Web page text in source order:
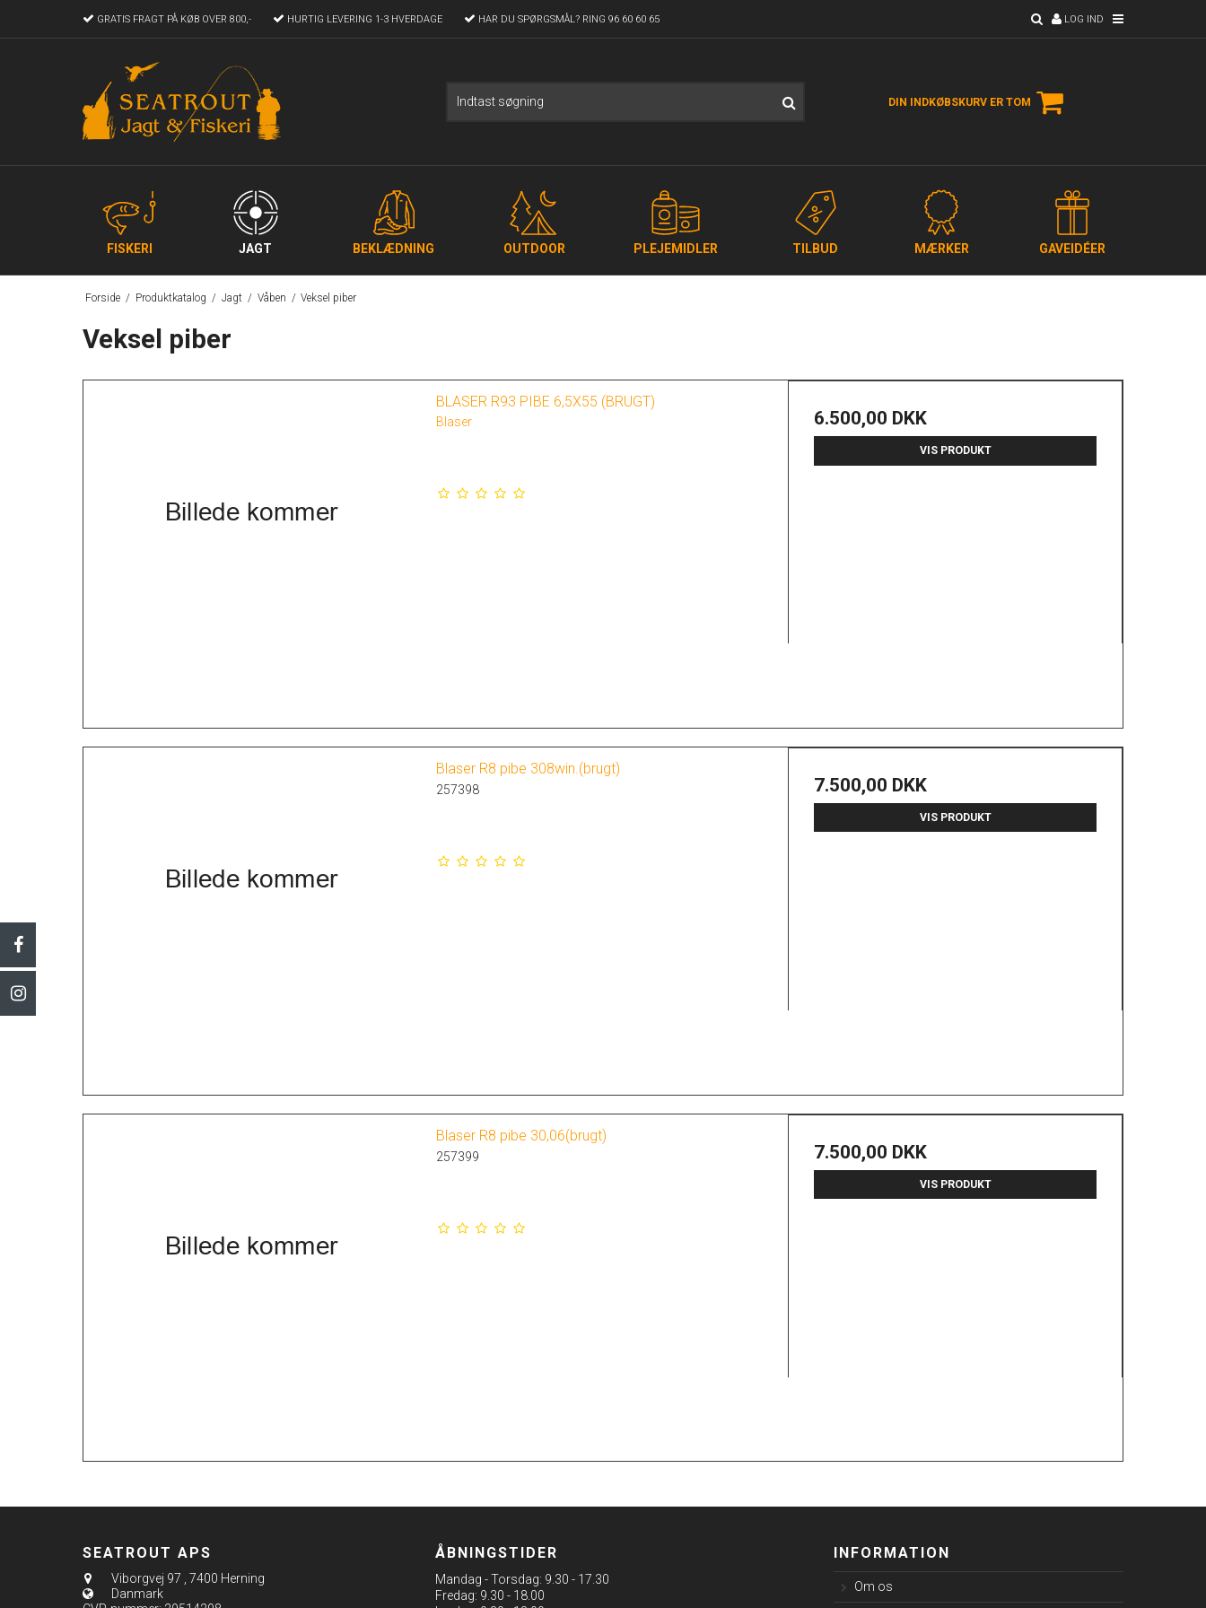
GRATIS FRAGT PÅ KØB OVER 800,- HURTIG LEVERING 1-3 HVERDAGE HAR DU SPØRGSMÅL? RING 96 60 60 65 LOG IND
DIN INDKØBSKURV ER TOM
FISKERI JAGT BEKLÆDNING OUTDOOR PLEJEMIDLER TILBUD MÆRKER GAVEIDÉER
Forside / Produktkatalog / Jagt / Våben / Veksel piber
Veksel piber
BLASER R93 PIBE 6,5X55 (BRUGT)
Blaser 6.500,00 DKK
VIS PRODUKT
Blaser R8 pibe 308win.(brugt)
257398 7.500,00 DKK
VIS PRODUKT
Blaser R8 pibe 30,06(brugt)
257399 7.500,00 DKK
VIS PRODUKT
SEATROUT APS
Viborgvej 97 , 7400 Herning
Danmark
ÅBNINGSTIDER
Mandag - Torsdag: 9.30 - 17.30
Fredag: 9.30 - 18.00
INFORMATION
Om os